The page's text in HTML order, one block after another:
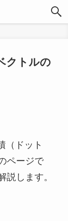
クトルの
（ドット
ページで
説します。